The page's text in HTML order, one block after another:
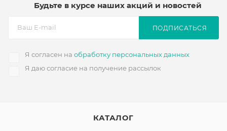
Будьте в курсе наших акций и новостей
Я согласен на обработку персональных данных
Я даю согласие на получение рассылок
ПОДПИСАТЬСЯ
КАТАЛОГ